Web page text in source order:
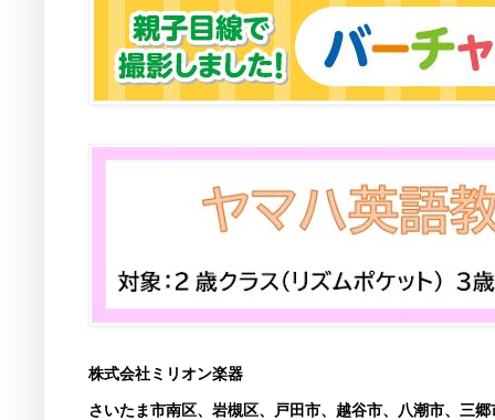
株式会社ミリオン楽器
さいたま市南区、岩槻区、戸田市、越谷市、八潮市、